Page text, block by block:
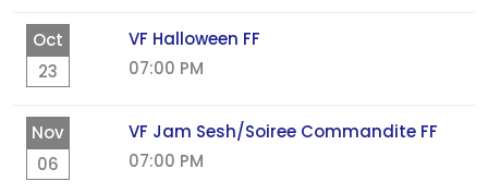
Oct
23
VF Halloween FF
07:00 PM
Nov
06
VF Jam Sesh/Soiree Commandite FF
07:00 PM